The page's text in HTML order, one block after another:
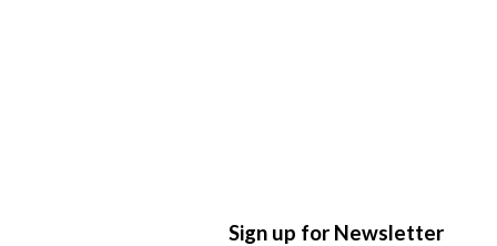
Sign up for Newsletter